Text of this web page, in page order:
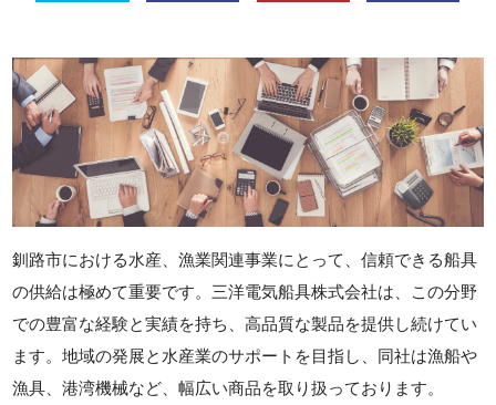
釧路市における水産、漁業関連事業にとって、信頼できる船具
の供給は極めて重要です。三洋電気船具株式会社は、この分野
での豊富な経験と実績を持ち、高品質な製品を提供し続けてい
ます。地域の発展と水産業のサポートを目指し、同社は漁船や
漁具、港湾機械など、幅広い商品を取り扱っております。